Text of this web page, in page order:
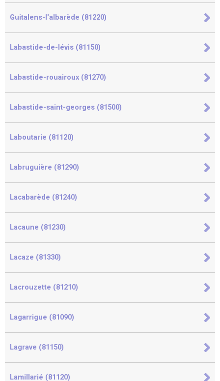
Guitalens-l'albarède (81220)
Labastide-de-lévis (81150)
Labastide-rouairoux (81270)
Labastide-saint-georges (81500)
Laboutarie (81120)
Labruguière (81290)
Lacabarède (81240)
Lacaune (81230)
Lacaze (81330)
Lacrouzette (81210)
Lagarrigue (81090)
Lagrave (81150)
Lamillarié (81120)